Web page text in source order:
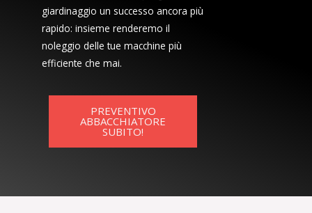
giardinaggio un successo ancora più
rapido: insieme renderemo il
noleggio delle tue macchine più
efficiente che mai.
PREVENTIVO
ABBACCHIATORE
SUBITO!